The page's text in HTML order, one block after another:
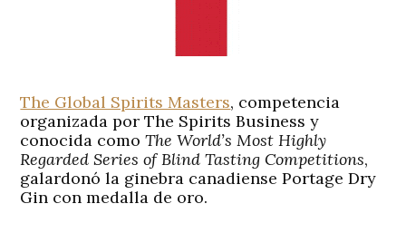
The Global Spirits Masters, competencia
organizada por The Spirits Business y
conocida comoThe World’s Most Highly
Regarded Series of Blind Tasting Competitions,
galardonó la ginebra canadiense Portage Dry
Gin con medalla de oro.